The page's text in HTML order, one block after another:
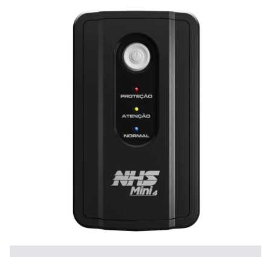
Ativar tradutor em libras